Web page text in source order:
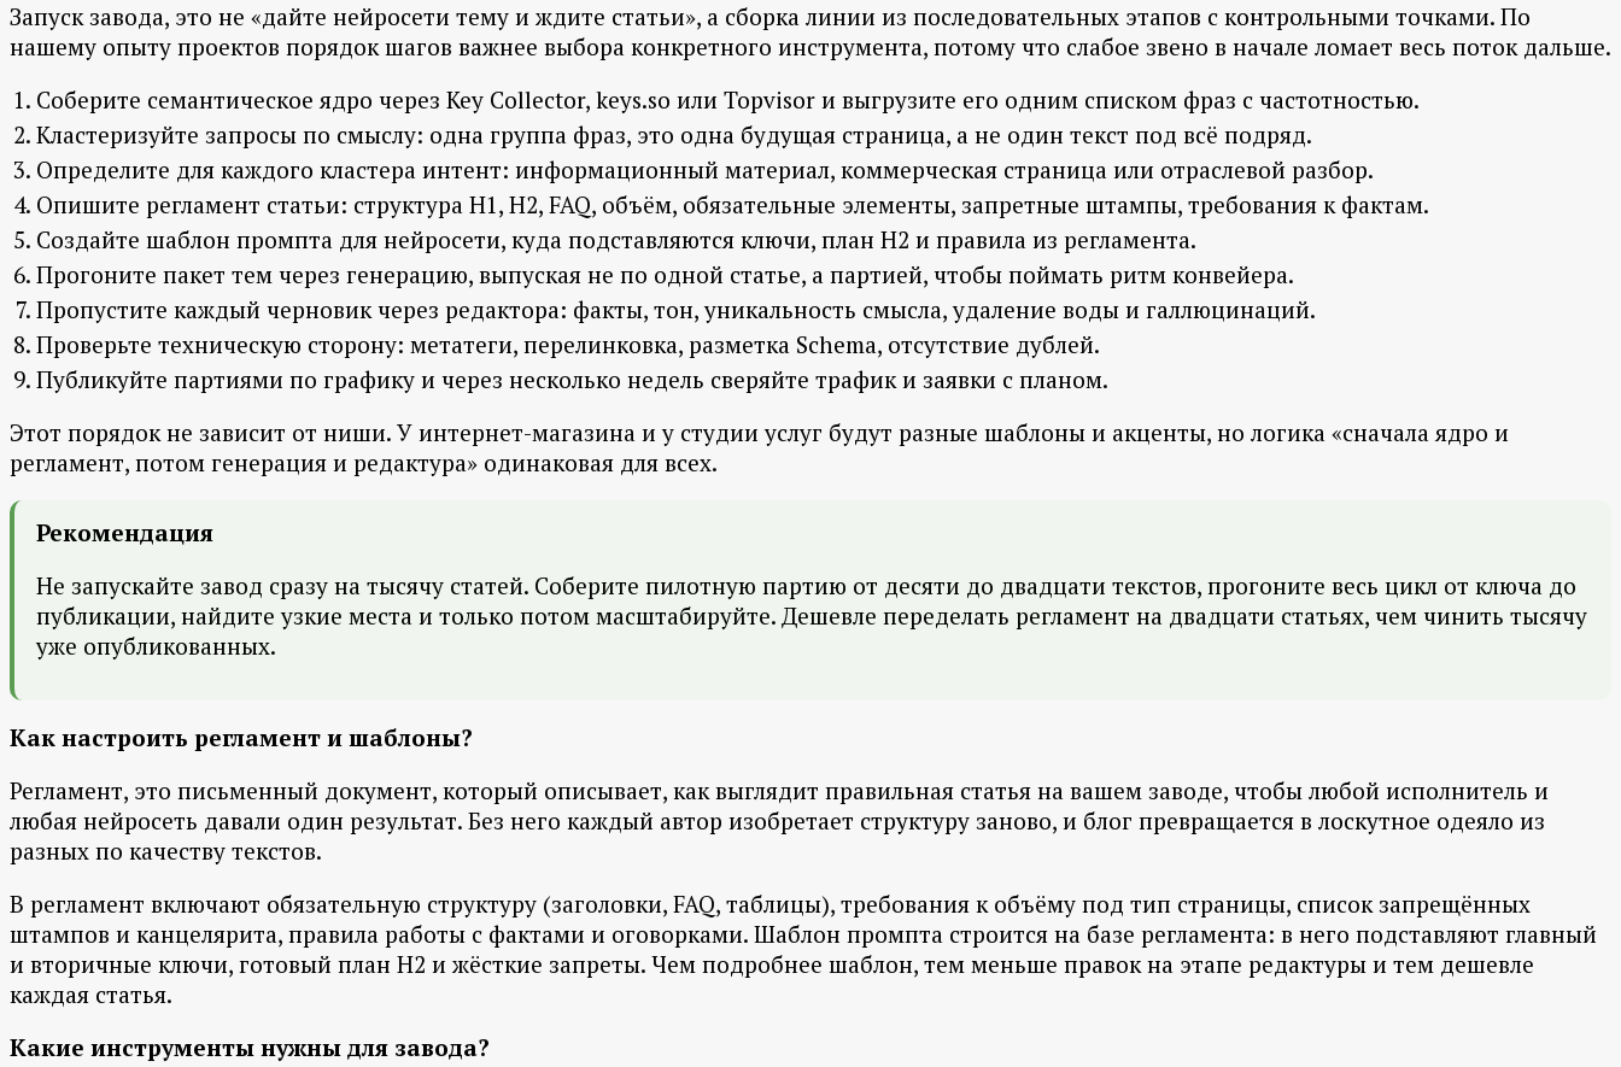
Запуск завода, это не «дайте нейросети тему и ждите статьи», а сборка линии из последовательных этапов с контрольными точками. По
нашему опыту проектов порядок шагов важнее выбора конкретного инструмента, потому что слабое звено в начале ломает весь поток дальше.
Соберите семантическое ядро через Key Collector, keys.so или Topvisor и выгрузите его одним списком фраз с частотностью.
Кластеризуйте запросы по смыслу: одна группа фраз, это одна будущая страница, а не один текст под всё подряд.
Определите для каждого кластера интент: информационный материал, коммерческая страница или отраслевой разбор.
Опишите регламент статьи: структура H1, H2, FAQ, объём, обязательные элементы, запретные штампы, требования к фактам.
Создайте шаблон промпта для нейросети, куда подставляются ключи, план H2 и правила из регламента.
Прогоните пакет тем через генерацию, выпуская не по одной статье, а партией, чтобы поймать ритм конвейера.
Пропустите каждый черновик через редактора: факты, тон, уникальность смысла, удаление воды и галлюцинаций.
Проверьте техническую сторону: метатеги, перелинковка, разметка Schema, отсутствие дублей.
Публикуйте партиями по графику и через несколько недель сверяйте трафик и заявки с планом.
Этот порядок не зависит от ниши. У интернет-магазина и у студии услуг будут разные шаблоны и акценты, но логика «сначала ядро и
регламент, потом генерация и редактура» одинаковая для всех.
Рекомендация
Не запускайте завод сразу на тысячу статей. Соберите пилотную партию от десяти до двадцати текстов, прогоните весь цикл от ключа до
публикации, найдите узкие места и только потом масштабируйте. Дешевле переделать регламент на двадцати статьях, чем чинить тысячу
уже опубликованных.
Как настроить регламент и шаблоны?
Регламент, это письменный документ, который описывает, как выглядит правильная статья на вашем заводе, чтобы любой исполнитель и
любая нейросеть давали один результат. Без него каждый автор изобретает структуру заново, и блог превращается в лоскутное одеяло из
разных по качеству текстов.
В регламент включают обязательную структуру (заголовки, FAQ, таблицы), требования к объёму под тип страницы, список запрещённых
штампов и канцелярита, правила работы с фактами и оговорками. Шаблон промпта строится на базе регламента: в него подставляют главный
и вторичные ключи, готовый план H2 и жёсткие запреты. Чем подробнее шаблон, тем меньше правок на этапе редактуры и тем дешевле
каждая статья.
Какие инструменты нужны для завода?